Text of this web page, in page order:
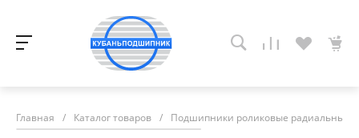
Главная / Каталог товаров / Подшипники роликовые радиальные